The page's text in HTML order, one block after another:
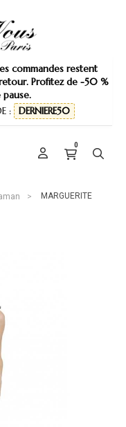
commandes restent
Profitez de -50 %
: DERNIERE50
0
MARGUERITE